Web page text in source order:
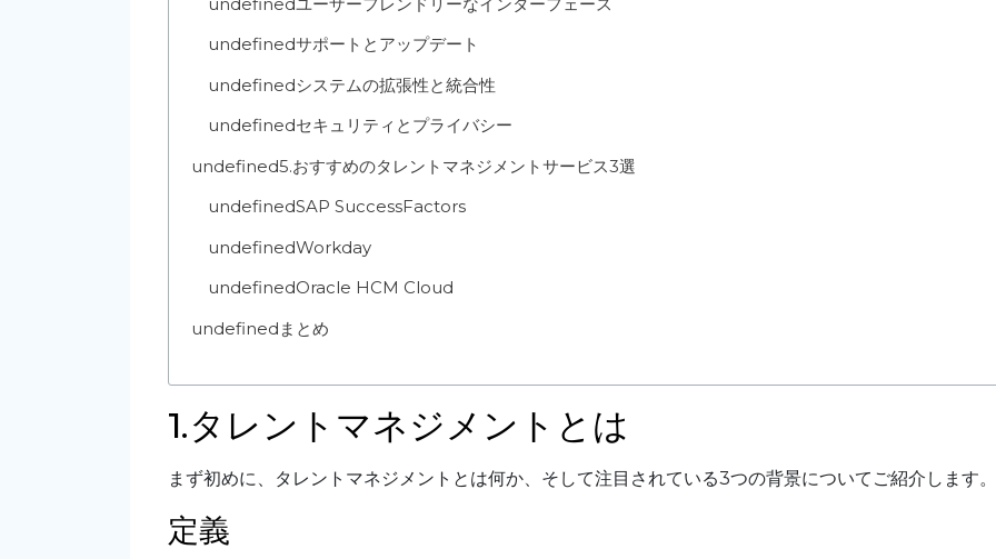
undefinedサポートとアップデート
undefinedシステムの拡張性と統合性
undefinedセキュリティとプライバシー
undefined5.おすすめのタレントマネジメントサービス3選
undefinedSAP SuccessFactors
undefinedWorkday
undefinedOracle HCM Cloud
undefined まとめ
1.タレントマネジメントとは
まず初めに、タレントマネジメントとは何か、そして注目されている3つの背景についてご紹介します。
定義